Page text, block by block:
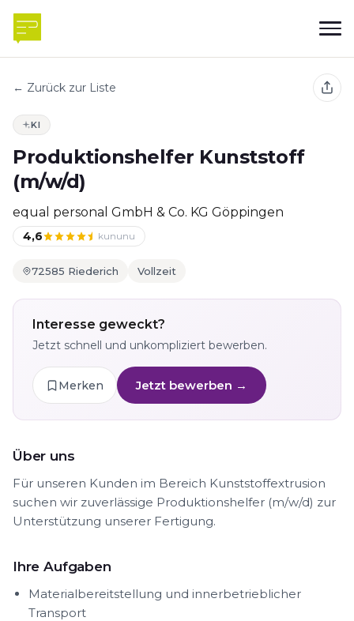
← Zurück zur Liste
KI
Produktionshelfer Kunststoff
(m/w/d)
equal personal GmbH & Co. KG Göppingen
4,6 kununu
72585 Riederich Vollzeit
Interesse geweckt?
Jetzt schnell und unkompliziert bewerben.
Merken Jetzt bewerben →
Über uns
Für unseren Kunden im Bereich Kunststoffextrusion
suchen wir zuverlässige Produktionshelfer (m/w/d) zur
Unterstützung unserer Fertigung.
Ihre Aufgaben
Materialbereitstellung und innerbetrieblicher
Transport